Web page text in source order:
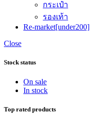
กระเป๋า
รองเท้า
Re-market[under200]
Close
Stock status
On sale
In stock
Top rated products